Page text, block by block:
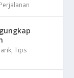
,Tips